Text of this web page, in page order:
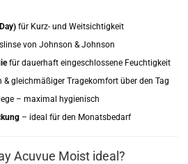
für Kurz- und Weitsichtigkeit
von Johnson & Johnson
für dauerhaft eingeschlossene Feuchtigkeit
& gleichmäßiger Tragekomfort über den Tag
– maximal hygienisch
– ideal für den Monatsbedarf
Acuvue Moist ideal?